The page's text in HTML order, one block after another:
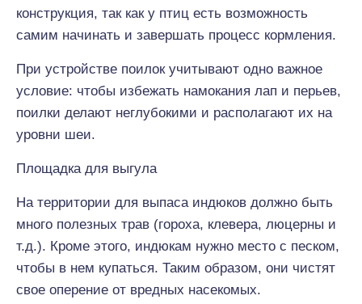
конструкция, так как у птиц есть возможность
самим начинать и завершать процесс кормления.
При устройстве поилок учитывают одно важное
условие: чтобы избежать намокания лап и перьев,
поилки делают неглубокими и располагают их на
уровни шеи.
Площадка для выгула
На территории для выпаса индюков должно быть
много полезных трав (гороха, клевера, люцерны и
т.д.). Кроме этого, индюкам нужно место с песком,
чтобы в нем купаться. Таким образом, они чистят
свое оперение от вредных насекомых.